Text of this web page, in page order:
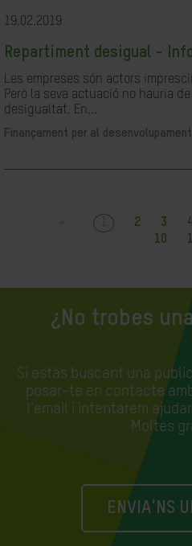
19.02.2019
Repartiment desigual -
Les empreses són actors
Però la seva actuació no hauria
desigualtat. En...
Finançament per al
« 1 2 3
10
¿No trobes
Si estàs buscant una
posar-te en contacte
l'email i intentarem
Moltes
ENVIA'NS